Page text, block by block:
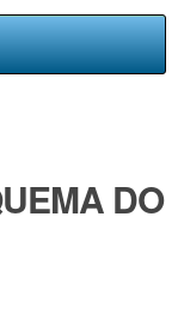
DO